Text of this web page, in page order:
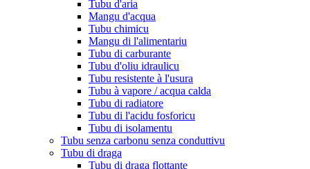
Tubu d'aria
Mangu d'acqua
Tubu chimicu
Mangu di l'alimentariu
Tubu di carburante
Tubu d'oliu idraulicu
Tubu resistente à l'usura
Tubu à vapore / acqua calda
Tubu di radiatore
Tubu di l'acidu fosforicu
Tubu di isolamentu
Tubu senza carbonu senza conduttivu
Tubu di draga
Tubu di draga flottante